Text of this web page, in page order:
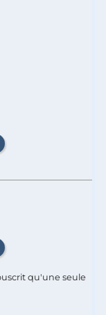
qu'une seule